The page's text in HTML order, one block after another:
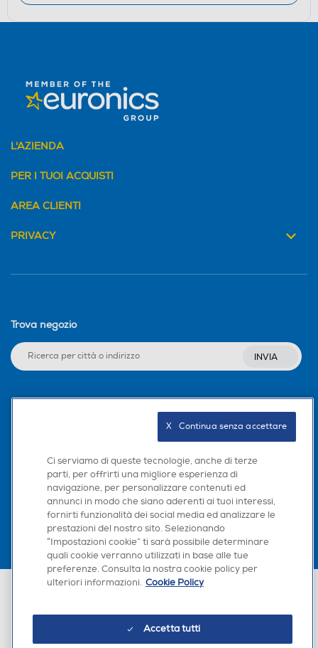
L'AZIENDA
PER I TUOI ACQUISTI
AREA CLIENTI
PRIVACY
Trova negozio
INVIA
Scarica la nostra app
Euronics Italia SpA. Sede legale Via Montefeltro, 6/a 20156 Milano
Ci serviamo di queste tecnologie, anche di terze
parti, per offrirti una migliore esperienza di
navigazione, per personalizzare contenuti ed
annunci in modo che siano aderenti ai tuoi interessi,
fornirti funzionalità dei social media ed analizzare le
prestazioni del nostro sito. Selezionando
“Impostazioni cookie” ti sarà possibile determinare
quali cookie verranno utilizzati in base alle tue
preferenze. Consulta la nostra cookie policy per
ulteriori informazioni. Cookie Policy
Accetta tutti
X   Continua senza accettare